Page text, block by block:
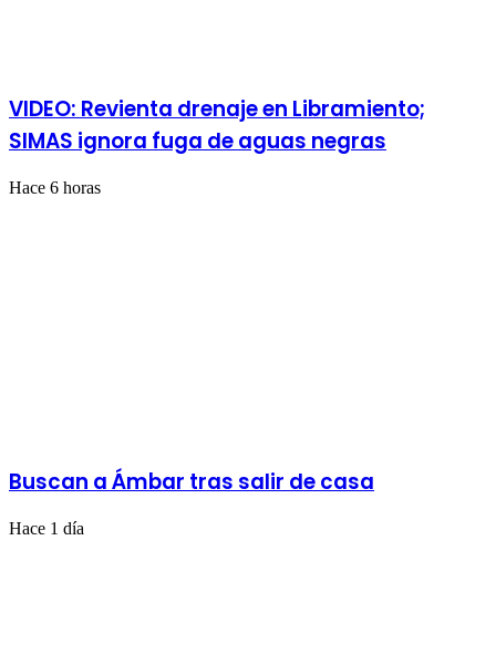
VIDEO: Revienta drenaje en Libramiento;
SIMAS ignora fuga de aguas negras
Hace 6 horas
Buscan a Ámbar tras salir de casa
Hace 1 día